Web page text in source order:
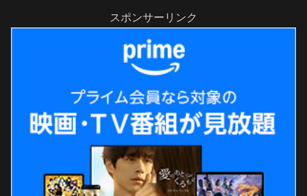
スポンサーリンク